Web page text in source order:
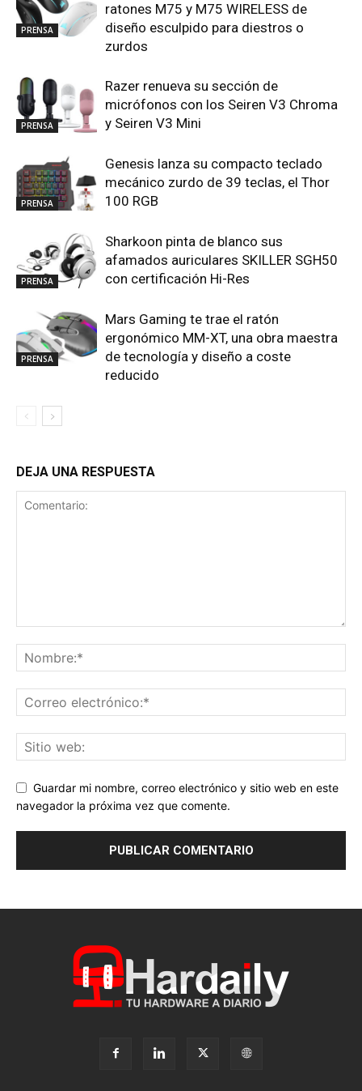
PRENSA
ratones M75 y M75 WIRELESS de
diseño esculpido para diestros o
zurdos
PRENSA
Razer renueva su sección de
micrófonos con los Seiren V3 Chroma
y Seiren V3 Mini
PRENSA
Genesis lanza su compacto teclado
mecánico zurdo de 39 teclas, el Thor
100 RGB
PRENSA
Sharkoon pinta de blanco sus
afamados auriculares SKILLER SGH50
con certificación Hi-Res
PRENSA
Mars Gaming te trae el ratón
ergonómico MM-XT, una obra maestra
de tecnología y diseño a coste
reducido
DEJA UNA RESPUESTA
Guardar mi nombre, correo electrónico y sitio web en este
navegador la próxima vez que comente.